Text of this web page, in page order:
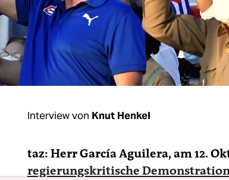
Interview von Knut Henkel
taz: Herr García Aguilera, am 12.
regierungskritische